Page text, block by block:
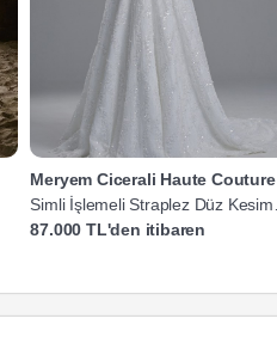
Meryem Cicerali Haute Couture
Simli İşlemeli Straplez Düz Kesim
Gelinlik
87.000 TL'den itibaren